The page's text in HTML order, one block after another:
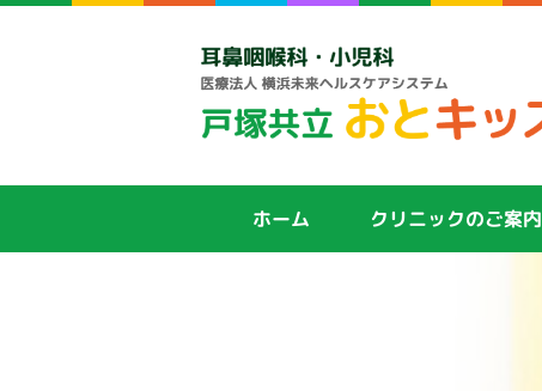
ホーム クリニックのご案内